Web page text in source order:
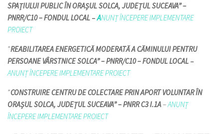
SPAȚIULUI PUBLIC ÎN ORAȘUL SOLCA, JUDEȚUL SUCEAVA” –
PNRR/C10 – FONDUL LOCAL – ANUNȚ ÎNCEPERE IMPLEMENTARE
PROIECT
”REABILITAREA ENERGETICĂ MODERATĂ A CĂMINULUI PENTRU
PERSOANE VÂRSTNICE SOLCA” – PNRR/C10 – FONDUL LOCAL –
ANUNȚ ÎNCEPERE IMPLEMENTARE PROIECT
”CONSTRUIRE CENTRU DE COLECTARE PRIN APORT VOLUNTAR ÎN
ORAȘUL SOLCA, JUDEȚUL SUCEAVA” – PNRR C3 I.1A–ANUNȚ
ÎNCEPERE IMPLEMENTARE PROIECT